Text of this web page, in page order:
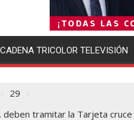
CADENA TRICOLOR TELEVISIÓN
29
tramitar la Tarjeta